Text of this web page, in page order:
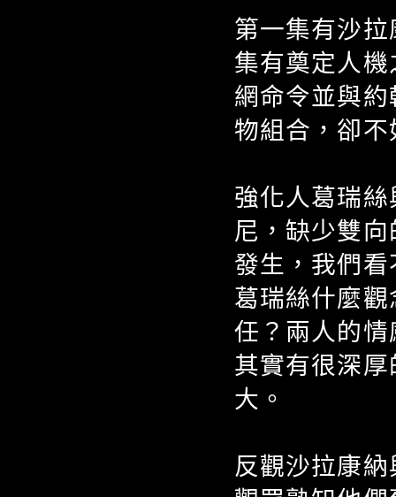
第一集有沙
集有奠定人
網命令並與
物組合，卻
強化人葛瑞
尼，缺少雙
發生，我們
葛瑞絲什麼
任？兩人的
其實有很深
大。
反觀沙拉康